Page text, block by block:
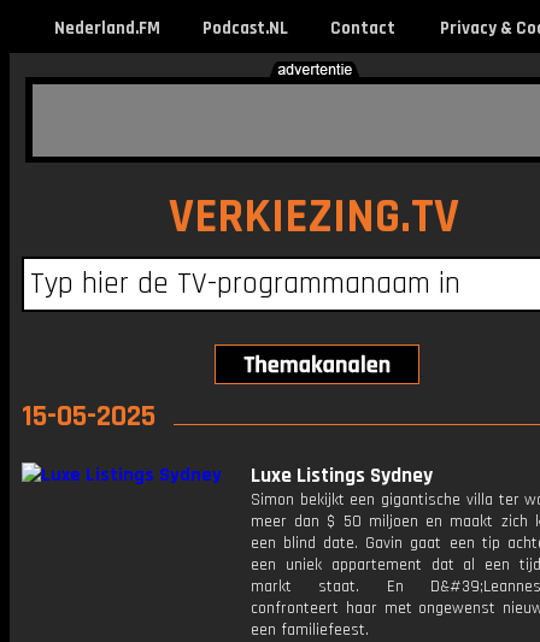
Nederland.FM Podcast.NL Contact Privacy &
VERKIEZING.TV
15-05-2025
Luxe Listings Sydney
Simon bekijkt een gigantische villa ter
meer dan $ 50 miljoen en maakt zich
een blind date. Gavin gaat een tip
een uniek appartement dat al een
markt staat. En
confronteert haar met ongewenst
een familiefeest.